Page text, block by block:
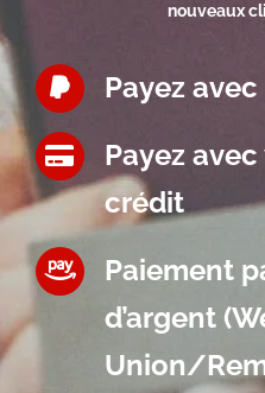
nouveaux
Payez
Payez
crédit
Paiement
d’argent
Union/